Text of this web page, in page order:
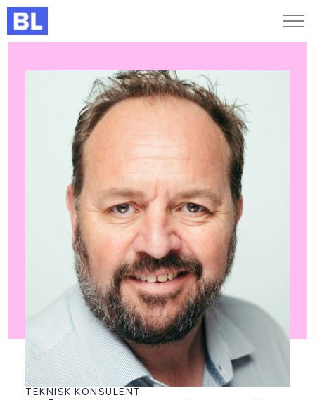
Genveje
Find medarbejder
Kurser og arrangementer
Jobportalen
TEKNISK KONSULENT